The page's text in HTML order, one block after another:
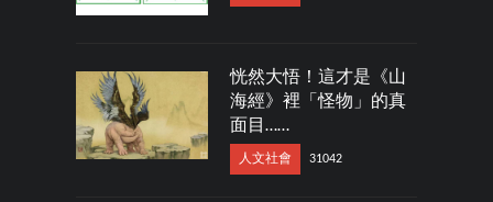
恍然大悟！這才是《山
海經》裡「怪物」的真
面目……
人文社會 31042